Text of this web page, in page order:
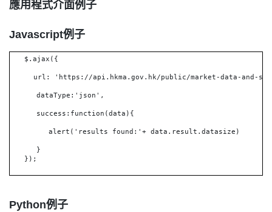
應用程式介面例子
Javascript例子
$.ajax({
url: 'https://api.hkma.gov.hk/public/market-data-and-
dataType:'json',
success:function(data){
alert('results found:'+ data.result.datasize)
}
});
Python例子